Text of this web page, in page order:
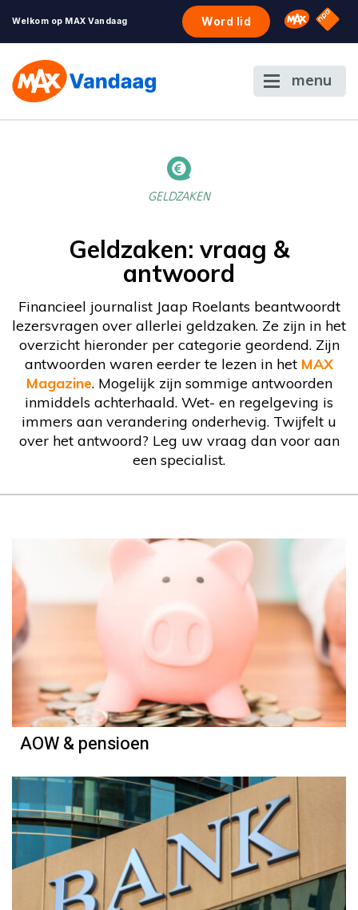
Welkom op MAX Vandaag Word lid Omroep
NPO
menu
GELDZAKEN
Geldzaken: vraag &
antwoord
Financieel journalist Jaap Roelants beantwoordt
lezersvragen over allerlei geldzaken. Ze zijn in het
overzicht hieronder per categorie geordend. Zijn
antwoorden waren eerder te lezen in het MAX
Magazine. Mogelijk zijn sommige antwoorden
inmiddels achterhaald. Wet- en regelgeving is
immers aan verandering onderhevig. Twijfelt u
over het antwoord? Leg uw vraag dan voor aan
een specialist.
AOW & pensioen